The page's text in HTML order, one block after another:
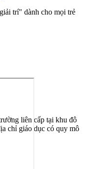
trí" dành cho mọi trẻ
liên cấp tại khu đô
chỉ giáo dục có quy mô